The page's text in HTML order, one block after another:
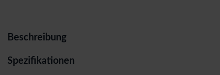
Beschreibung
Spezifikationen